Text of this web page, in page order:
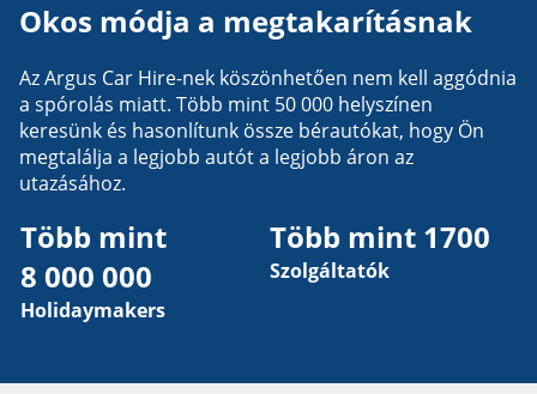
Okos módja a megtakarításnak
Az Argus Car Hire-nek köszönhetően nem kell aggódnia
a spórolás miatt. Több mint 50 000 helyszínen
keresünk és hasonlítunk össze bérautókat, hogy Ön
megtalálja a legjobb autót a legjobb áron az
utazásához.
Több mint
8 000 000
Holidaymakers
Több mint 1700
Szolgáltatók